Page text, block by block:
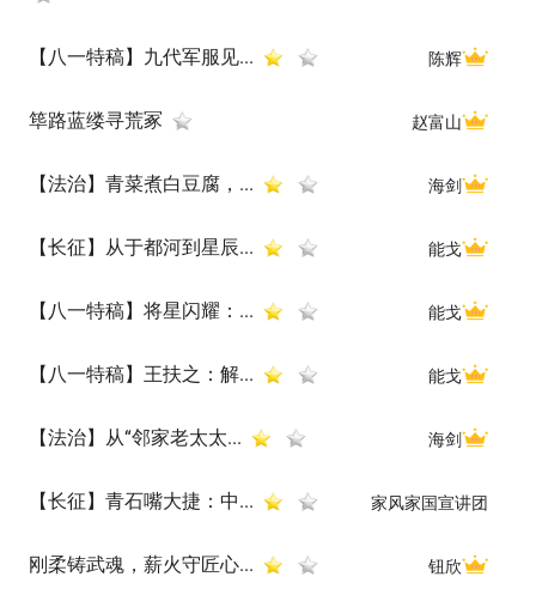
【八一特稿】九代军服见... 陈辉
筚路蓝缕寻荒冢 赵富山
【法治】青菜煮白豆腐，... 海剑
【长征】从于都河到星辰... 能戈
【八一特稿】将星闪耀：... 能戈
【八一特稿】王扶之：解... 能戈
【法治】从“邻家老太太... 海剑
【长征】青石嘴大捷：中... 家风家国宣讲团
刚柔铸武魂，薪火守匠心... 钮欣